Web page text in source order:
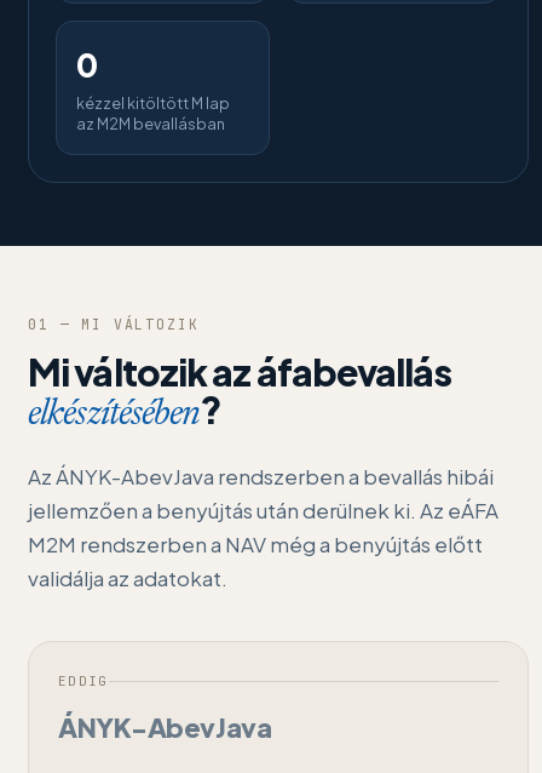
0
kézzel kitöltött M lap
az M2M bevallásban
01 — MI VÁLTOZIK
Mi változik az áfabevallás
elkészítésében?
Az ÁNYK-AbevJava rendszerben a bevallás hibái
jellemzően a benyújtás után derülnek ki. Az eÁFA
M2M rendszerben a NAV még a benyújtás előtt
validálja az adatokat.
EDDIG
ÁNYK-AbevJava